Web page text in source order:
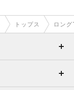
トップス ロン